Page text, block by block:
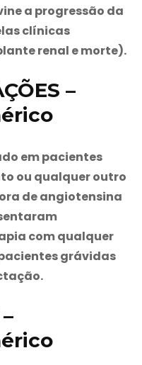
a progressão da
clínicas
renal e morte).
–
em pacientes
ou qualquer outro
de angiotensina
com qualquer
grávidas